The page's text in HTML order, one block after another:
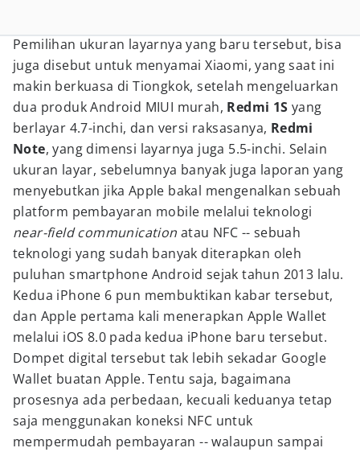
Pemilihan ukuran layarnya yang baru tersebut, bisa
juga disebut untuk menyamai Xiaomi, yang saat ini
makin berkuasa di Tiongkok, setelah mengeluarkan
dua produk Android MIUI murah, Redmi 1S yang
berlayar 4.7-inchi, dan versi raksasanya, Redmi
Note, yang dimensi layarnya juga 5.5-inchi. Selain
ukuran layar, sebelumnya banyak juga laporan yang
menyebutkan jika Apple bakal mengenalkan sebuah
platform pembayaran mobile melalui teknologi
near-field communication atau NFC -- sebuah
teknologi yang sudah banyak diterapkan oleh
puluhan smartphone Android sejak tahun 2013 lalu.
Kedua iPhone 6 pun membuktikan kabar tersebut,
dan Apple pertama kali menerapkan Apple Wallet
melalui iOS 8.0 pada kedua iPhone baru tersebut.
Dompet digital tersebut tak lebih sekadar Google
Wallet buatan Apple. Tentu saja, bagaimana
prosesnya ada perbedaan, kecuali keduanya tetap
saja menggunakan koneksi NFC untuk
mempermudah pembayaran -- walaupun sampai